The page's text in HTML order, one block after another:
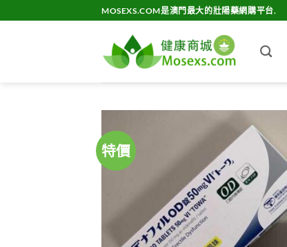
to
MOSEXS.COM是澳門最大的壯陽藥網購平台.
特價